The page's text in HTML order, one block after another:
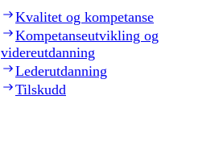
Kvalitet og kompetanse
Kompetanseutvikling og
videreutdanning
Lederutdanning
Tilskudd